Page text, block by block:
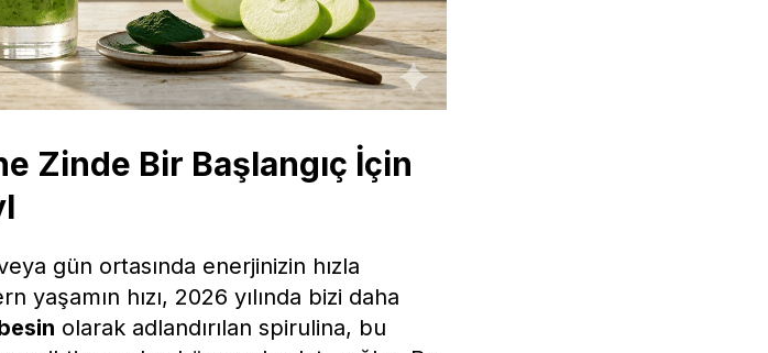
Zinde Bir Başlangıç İçin
gün ortasında enerjinizin hızla
hızı, 2026 yılında bizi daha
olarak adlandırılan spirulina, bu